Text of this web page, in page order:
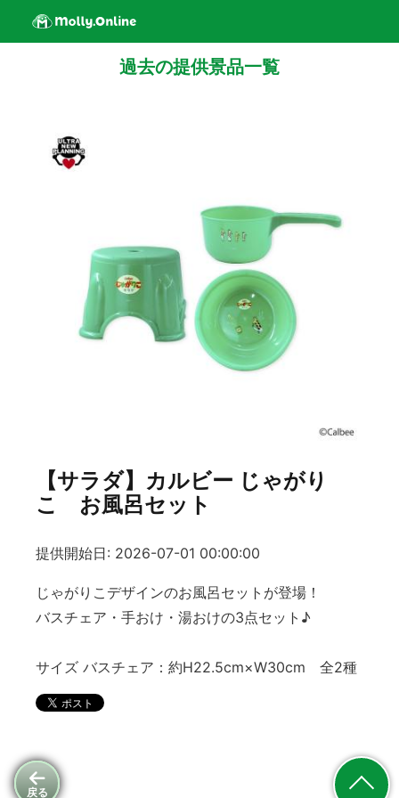
戻る
過去の提供景品一覧
【サラダ】カルビー じゃがり
こ お風呂セット
提供開始日: 2026-07-01 00:00:00
じゃがりこデザインのお風呂セットが登場！
バスチェア・手おけ・湯おけの3点セット♪
サイズ バスチェア：約H22.5cm×W30cm 全2種